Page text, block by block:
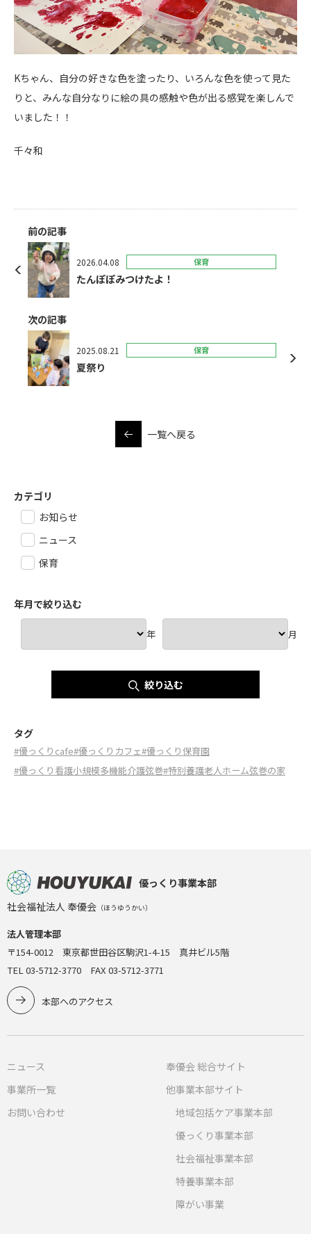
Kちゃん、自分の好きな色を塗ったり、いろんな色を使って見た
りと、みんな自分なりに絵の具の感触や色が出る感覚を楽しんで
いました！！
千々和
前の記事
2026.04.08 保育
たんぽぽみつけたよ！
次の記事
2025.08.21 保育
夏祭り
一覧へ戻る
カテゴリ
お知らせ
ニュース
保育
年月で絞り込む
年 月
絞り込む
タグ
#優っくりcafe#優っくりカフェ#優っくり保育園
#優っくり看護小規模多機能介護弦巻#特別養護老人ホーム弦巻の家
優っくり事業本部
社会福祉法人 奉優会 （ほうゆうかい）
法人管理本部
〒154-0012 東京都世田谷区駒沢1-4-15 真井ビル5階
TEL 03-5712-3770 FAX 03-5712-3771
本部へのアクセス
ニュース
事業所一覧
お問い合わせ
奉優会 総合サイト
他事業本部サイト
地域包括ケア事業本部
優っくり事業本部
社会福祉事業本部
特養事業本部
障がい事業